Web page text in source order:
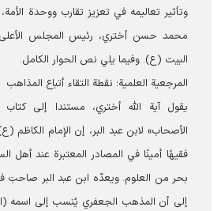
وتأثير تعاليمه في تعزيز تقارب ووحدة الأمة،
محمد حسن أختري، رئيس المجلس الأعلى
البيت (ع). وفيما يلي نص الحوار الكامل.
المرجعية العلمية؛ نقطة التقاء أتباع المذاهب
يقول آية الله أختري، مستندا إلى
الأصحاب» لابن عبد البر، إن الإمام
فقيهًا أمينًا في المصادر المعتبرة عند أهل
بحر من العلوم. ويعدّه ابن عبد البر صاحبَ